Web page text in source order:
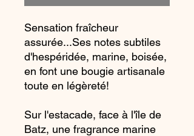
Sensation fraîcheur
assurée...Ses notes subtiles
d'hespéridée, marine, boisée,
en font une bougie artisanale
toute en légèreté!
Sur l'estacade, face à l'île de
Batz, une fragrance marine